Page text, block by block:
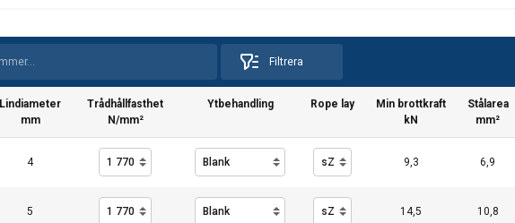
Filtrera
Lindiameter
mm
Trådhållfasthet
N/mm²
Ytbehandling Rope lay
Min brottkraft
kN
Stålarea
mm²
4 9,3 6,9
5 14,5 10,8
information om din användning av vår webbplats med våra reklam- och
kombinera den med annan information som du har tillhandahållit dem eller som
användning av deras tjänster.
Integritetspolicy
Strikt nödvändigt Prestanda Inriktning Funktioner